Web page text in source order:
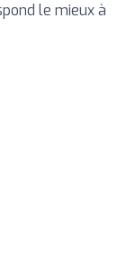
le mieux à